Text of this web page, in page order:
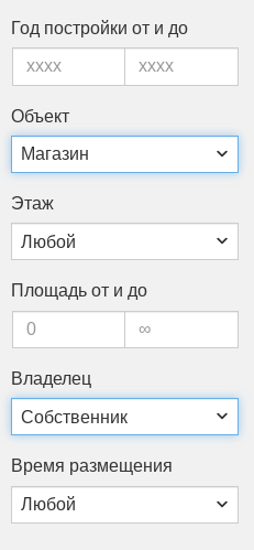
Год пос­трой­ки от и до
Объ­ект
Этаж
Пло­щадь от и до
Вла­делец
Вре­мя раз­ме­щения